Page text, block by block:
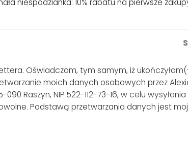
niespodzianka: 10% rabatu na pierwsze
Oświadczam, tym samym, iż
moich danych osobowych przez
090 Raszyn, NIP 522-112-73-16, w celu
Podstawą przetwarzania danych jest